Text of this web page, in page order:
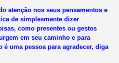
atenção nos seus pensamentos e
de simplesmente dizer
como presentes ou gestos
em seu caminho e para
é uma pessoa para agradecer, diga